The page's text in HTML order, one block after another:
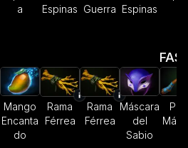
a
Espinas Guerra Espinas
Mango
Encanta
do
Rama
Férrea
Rama
Férrea
Máscara
del
Sabio